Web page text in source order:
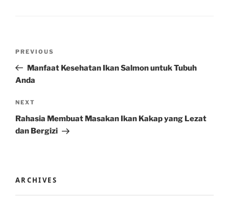
Previous
Post
PREVIOUS
Manfaat Kesehatan Ikan Salmon untuk Tubuh
Anda
Next
Post
NEXT
Rahasia Membuat Masakan Ikan Kakap yang Lezat
dan Bergizi
ARCHIVES